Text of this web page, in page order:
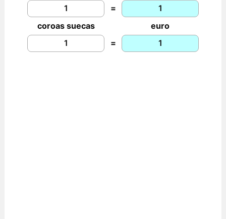
=
coroas suecas
euro
=